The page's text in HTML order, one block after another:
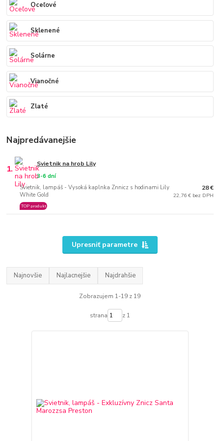
Oceľové
Sklenené
Solárne
Vianočné
Zlaté
Najpredávanejšie
1. Svietnik na hrob Lily
Svietnik, lampáš - Vysoká kaplnka Znnicz s hodinami Lily
White Gold
3-6 dní
TOP produkt
28 €
22,76 € bez DPH
Upresniť parametre
Najnovšie Najlacnejšie Najdrahšie
Zobrazujem 1-19 z 19
strana z 1